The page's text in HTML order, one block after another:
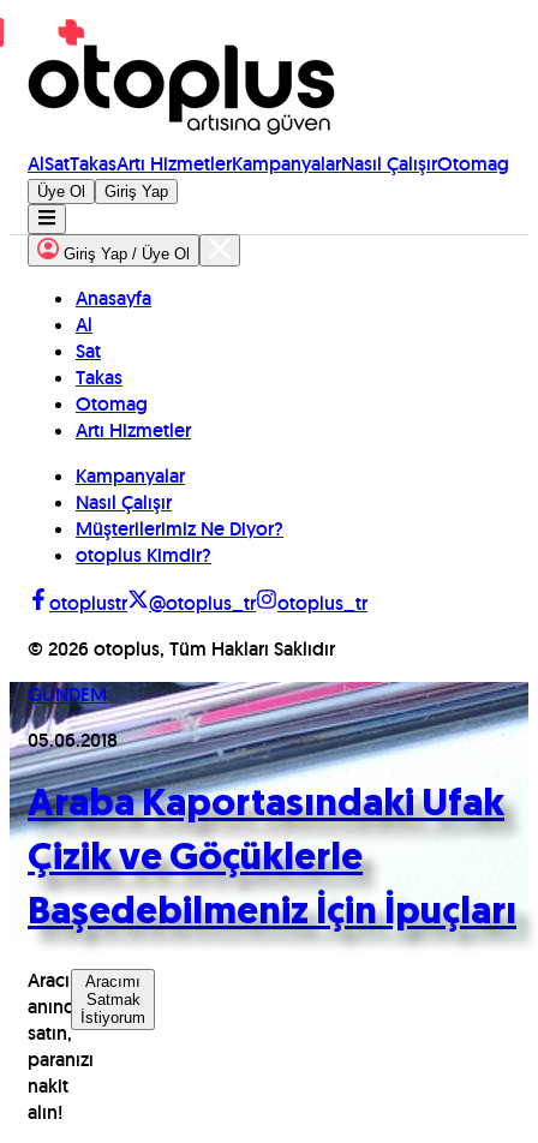
AlSatTakasArtı HizmetlerKampanyalarNasıl ÇalışırOtomag
Üye Ol Giriş Yap
Giriş Yap / Üye Ol
Anasayfa
Al
Sat
Takas
Otomag
Artı Hizmetler
Kampanyalar
Nasıl Çalışır
Müşterilerimiz Ne Diyor?
otoplus Kimdir?
otoplustr
@otoplus_tr
otoplus_tr
© 2026 otoplus, Tüm Hakları Saklıdır
GÜNDEM
05.06.2018
Araba Kaportasındaki Ufak
Çizik ve Göçüklerle
Başedebilmeniz İçin İpuçları
Aracınızı
anında
satın,
paranızı
nakit
alın!
Aracımı
Satmak
İstiyorum